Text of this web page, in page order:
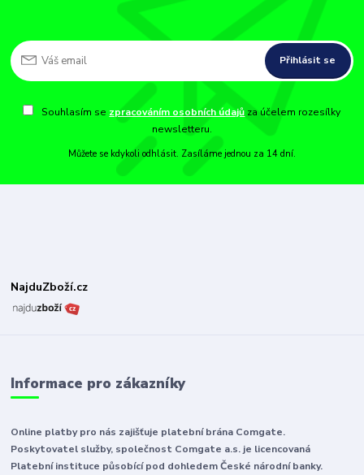
Přihlásit se
Souhlasím se zpracováním osobních údajů za účelem rozesílky
newsletteru.
Můžete se kdykoli odhlásit. Zasíláme jednou za 14 dní.
NajduZboží.cz
Informace pro zákazníky
Online platby pro nás zajišťuje platební brána Comgate.
Poskytovatel služby, společnost Comgate a.s. je licencovaná
Platební instituce působící pod dohledem České národní banky.